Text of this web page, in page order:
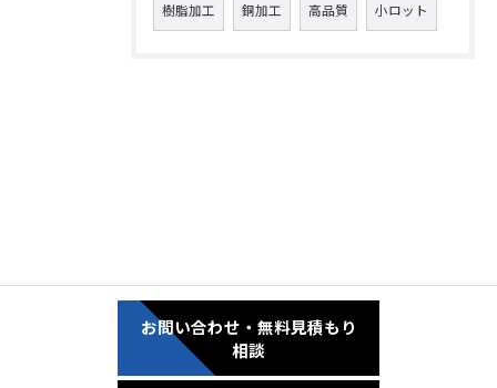
樹脂加工 銅加工 高品質 小ロット
お問い合わせ・無料見積もり
相談